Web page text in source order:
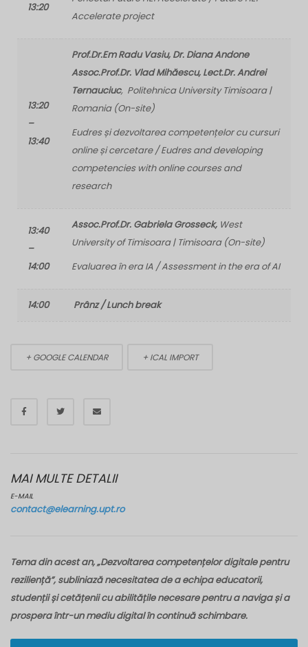
13:20
Accelerate project
13:20
–
13:40
Prof.Dr.Em Radu Vasiu, Dr. Diana Andone
Assoc.Prof.Dr. Vlad Mihăescu, Lect.Dr. Andrei
Ternauciuc, Politehnica University Timisoara |
Romania (On-site)
Eudres și dezvoltarea competențelor cu cursuri
online și cercetare / Eudres and developing
competencies with online courses and
research
13:40
–
14:00
Assoc.Prof.Dr. Gabriela Grosseck, West
University of Timisoara | Timisoara (On-site)
Evaluarea în era IA / Assessment in the era of AI
14:00 Prânz / Lunch break
+ GOOGLE CALENDAR + ICAL IMPORT
MAI MULTE DETALII
E-MAIL
contact@elearning.upt.ro
Tema din acest an, „Dezvoltarea competențelor digitale pentru
reziliență”, subliniază necesitatea de a echipa educatorii,
studenții și cetățenii cu abilitățile necesare pentru a naviga și a
prospera într-un mediu digital în continuă schimbare.